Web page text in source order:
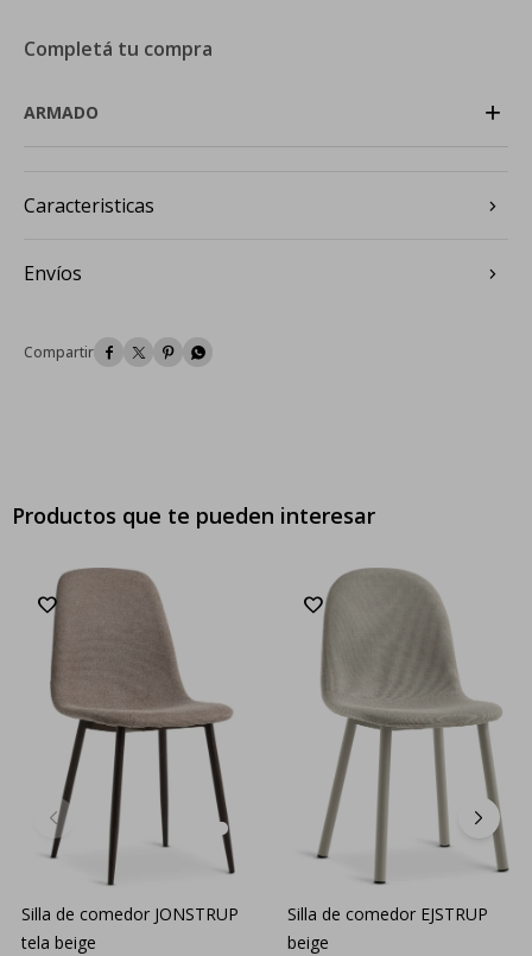
Completá tu compra
ARMADO +
Caracteristicas
Envíos
   
Productos que te pueden interesar
Silla de comedor JONSTRUP
tela beige
Silla de comedor EJSTRUP
beige